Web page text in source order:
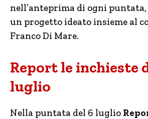
nell’anteprima di ogni
un progetto ideato insieme al
Franco Di Mare.
Report le inchieste
luglio
Nella puntata del 6 luglio